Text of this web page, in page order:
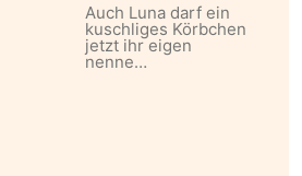
Auch Luna darf ein
kuschliges Körbchen
jetzt ihr eigen
nenne…